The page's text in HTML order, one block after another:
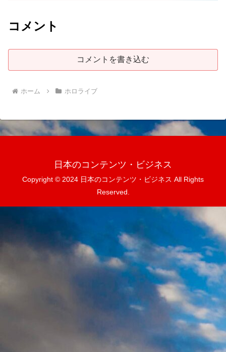
コメント
コメントを書き込む
ホーム ホロライブ
日本のコンテンツ・ビジネス
Copyright © 2024 日本のコンテンツ・ビジネス All Rights
Reserved.